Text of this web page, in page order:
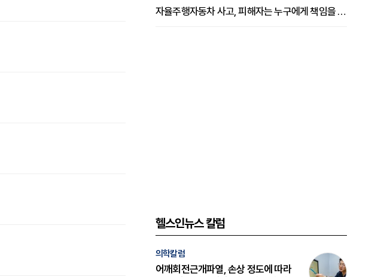
자율주행자동차 사고, 피해자는 누구에게 책임을 물을 수 있을까
헬스인뉴스 칼럼
의학칼럼
어깨회전근개파열, 손상 정도에 따라